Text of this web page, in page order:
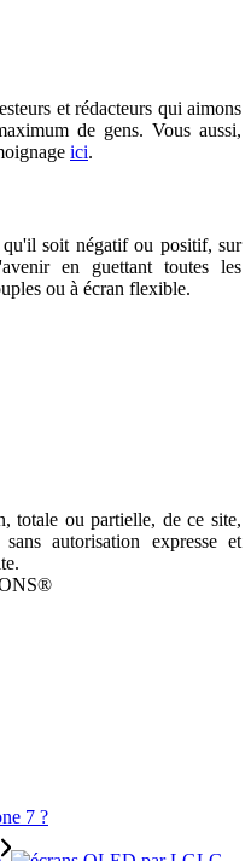
et rédacteurs qui aimons
de gens. Vous aussi,
ici.
soit négatif ou positif, sur
en guettant toutes les
ou à écran flexible.
totale ou partielle, de ce site,
autorisation expresse et
7 ?